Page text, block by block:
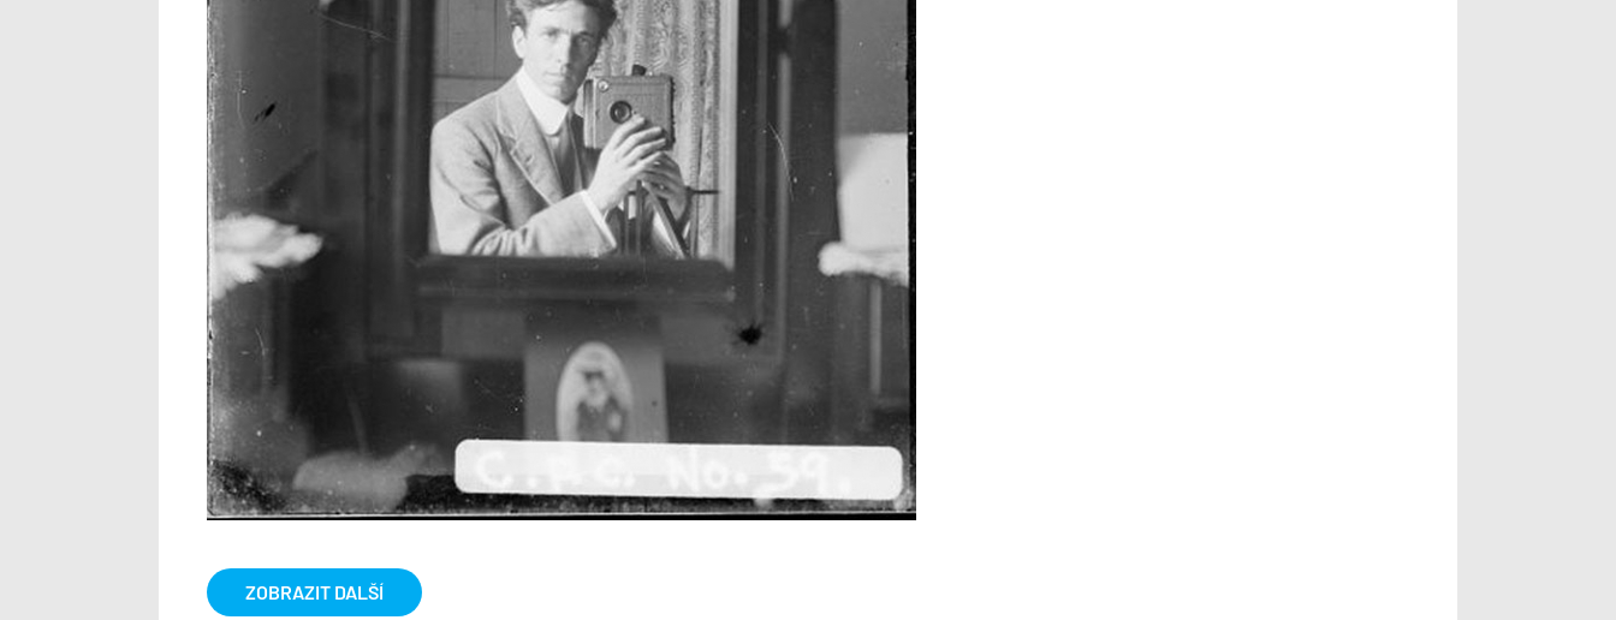
ZOBRAZIT DALŠÍ